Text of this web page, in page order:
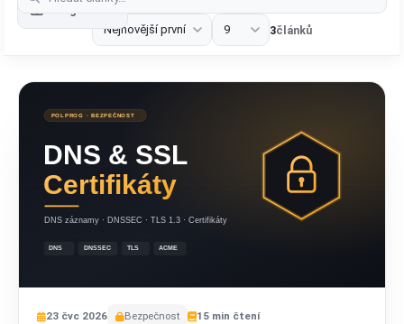
3článků
23 čvc 2026 Bezpečnost 15 min čtení